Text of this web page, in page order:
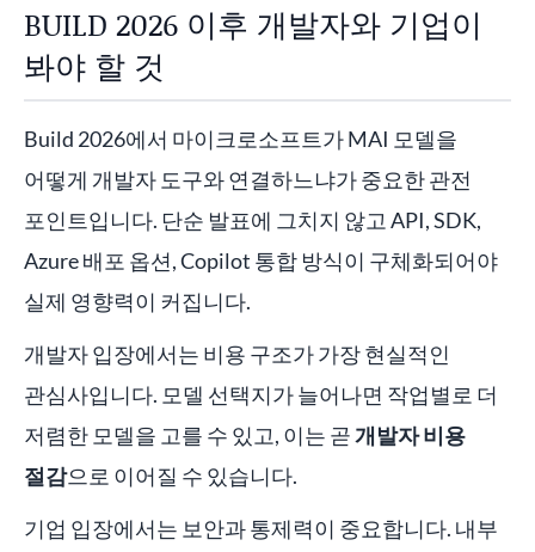
BUILD 2026 이후 개발자와 기업이
봐야 할 것
Build 2026에서 마이크로소프트가 MAI 모델을
어떻게 개발자 도구와 연결하느냐가 중요한 관전
포인트입니다. 단순 발표에 그치지 않고 API, SDK,
Azure 배포 옵션, Copilot 통합 방식이 구체화되어야
실제 영향력이 커집니다.
개발자 입장에서는 비용 구조가 가장 현실적인
관심사입니다. 모델 선택지가 늘어나면 작업별로 더
저렴한 모델을 고를 수 있고, 이는 곧개발자 비용
절감으로 이어질 수 있습니다.
기업 입장에서는 보안과 통제력이 중요합니다. 내부